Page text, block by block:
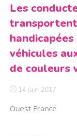
Les
véhicules
de couleurs
14 juin 2017
Ouest France